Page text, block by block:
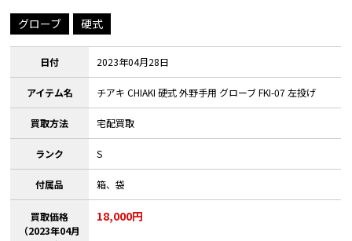
グローブ 硬式
日付 2023年04月28日
アイテム名 チアキ CHIAKI 硬式 外野手用 グローブ FKI-07 左投げ
買取方法 宅配買取
ランク S
付属品 箱、袋
買取価格
（2023年04月
18,000円